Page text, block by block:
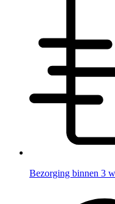
Bezorging binnen 3